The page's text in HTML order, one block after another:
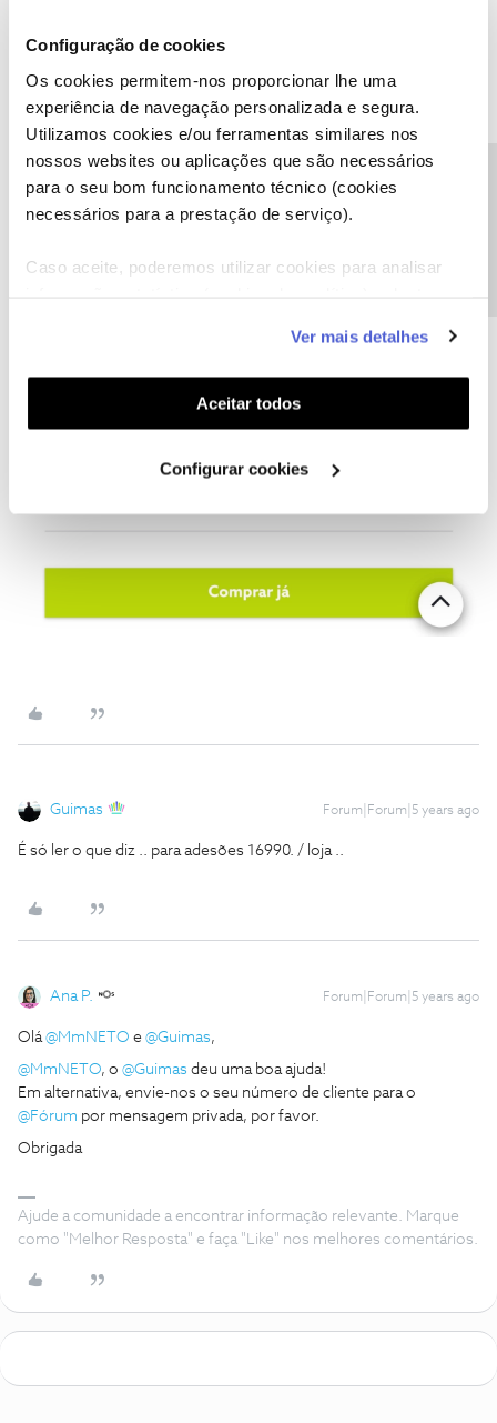
Configuração de cookies
Os cookies permitem-nos proporcionar lhe uma
experiência de navegação personalizada e segura.
Utilizamos cookies e/ou ferramentas similares nos
nossos websites ou aplicações que são necessários
para o seu bom funcionamento técnico (cookies
necessários para a prestação de serviço).
Caso aceite, poderemos utilizar cookies para analisar
funcionalidades (cookies de personalização e
funcionalidade) e adaptar anúncios aos seus interesses
(cookies de publicidade personalizada). Pode gerir a
utilização dos cookies clicando em "Configurar
Ver mais detalhes
Aceitar todos
Configurar cookies
Guimas Forum|Forum|5 years ago
É só ler o que diz .. para adesões 16990. / loja ..
Ana P. Forum|Forum|5 years ago
Olá @MmNETO e @Guimas,
@MmNETO, o @Guimas deu uma boa ajuda!
Em alternativa, envie-nos o seu número de cliente para o
@Fórum por mensagem privada, por favor.
Obrigada
Ajude a comunidade a encontrar informação relevante. Marque
como "Melhor Resposta" e faça "Like" nos melhores comentários.